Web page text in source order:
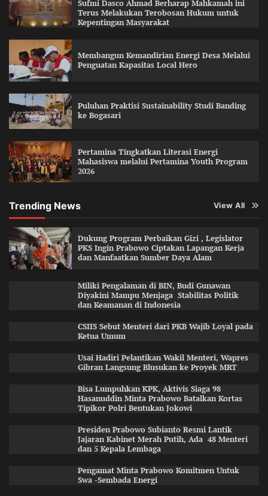
Sufmi Dasco Ahmad Berharap Mahkamah ini
Terus Melakukan Terobosan Hukum untuk
Kepentingan Masyarakat
Membangun Kemandirian Energi Desa Melalui
Penguatan Kapasitas Local Hero
Puluhan Praktisi Sustainability Studi Banding
ke Bogasari
Pertamina Tingkatkan Literasi Energi
Mahasiswa melalui Pertamina Youth Program
2026
Trending News View All
Dukung Program Perbaikan Gizi , Legislator
PKS Ingin Prabowo Ciptakan Lapangan Kerja
dan Manfaatkan Sumber Daya Alam
Miliki Pengalaman di BIN, Budi Gunawan
Diyakini Mampu Menjaga Stabilitas Politik
dan Keamanan di Indonesia
CSIIS Sebut Menteri dari PKB Wajib Loyal pada
Ketua Umum
Usai Hadiri Pelantikan Wakil Menteri, Wapres
Gibran Langsung Blusukan ke Proyek MRT
Bisa Lumpuhkan KPK, Aktivis Siaga 98
Hasanuddin Minta Prabowo Batalkan Kortas
Tipikor Polri Bentukan Jokowi
Presiden Prabowo Subianto Resmi Lantik
Jajaran Kabinet Merah Putih, Ada 48 Menteri
dan 5 Kepala Lembaga
Pengamat Minta Prabowo Komitmen Untuk
Swa -Sembada Energi